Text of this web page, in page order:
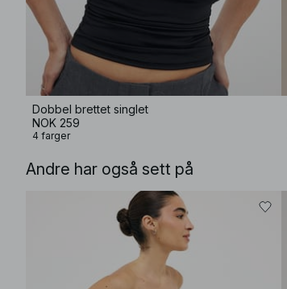
Dobbel brettet singlet
NOK 259
4 farger
Andre har også sett på